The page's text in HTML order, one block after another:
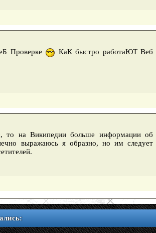
Проверке
КаК быстро работаЮТ Веб
то на Википедии больше информации об
выражаюсь я образно, но им следует